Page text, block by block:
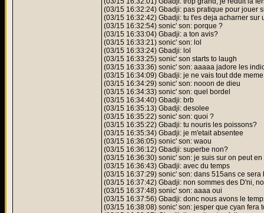
(03/15 16:32:24) Gbadji: pas pratique pour jouer
(03/15 16:32:42) Gbadji: tu t'es deja acharner sur
(03/15 16:32:54) sonic' son: porque ?
(03/15 16:33:04) Gbadji: a ton avis?
(03/15 16:33:21) sonic' son: lol
(03/15 16:33:24) Gbadji: lol
(03/15 16:33:25) sonic' son starts to laugh
(03/15 16:33:36) sonic' son: aaaaa jadore les
(03/15 16:34:09) Gbadji: je ne vais tout dde
(03/15 16:34:29) sonic' son: nooon de dieu
(03/15 16:34:33) sonic' son: quel bordel
(03/15 16:34:40) Gbadji: brb
(03/15 16:35:13) Gbadji: desolee
(03/15 16:35:22) sonic' son: quoi ?
(03/15 16:35:22) Gbadji: tu nouris les poissons?
(03/15 16:35:34) Gbadji: je m'etait absentee
(03/15 16:36:05) sonic' son: waou
(03/15 16:36:12) Gbadji: superbe non?
(03/15 16:36:30) sonic' son: je suis sur on peut
(03/15 16:36:43) Gbadji: avec du temps
(03/15 16:37:29) sonic' son: dans 515ans ce sera
(03/15 16:37:42) Gbadji: non sommes des D'ni,
(03/15 16:37:48) sonic' son: aaaa oui
(03/15 16:37:56) Gbadji: donc nous avons le
(03/15 16:38:08) sonic' son: jesper que cyan fera